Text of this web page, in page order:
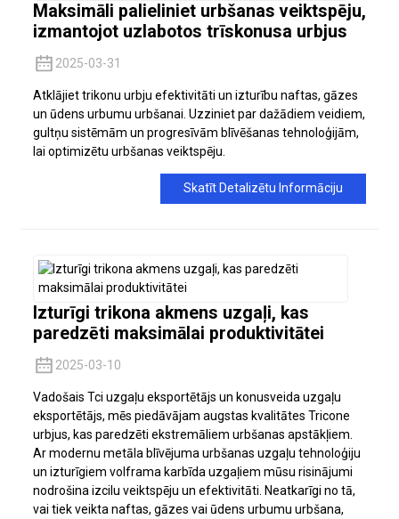
Maksimāli palieliniet urbšanas veiktspēju,
izmantojot uzlabotos trīskonusa urbjus
2025-03-31
Atklājiet trikonu urbju efektivitāti un izturību naftas, gāzes
un ūdens urbumu urbšanai. Uzziniet par dažādiem veidiem,
gultņu sistēmām un progresīvām blīvēšanas tehnoloģijām,
lai optimizētu urbšanas veiktspēju.
Skatīt Detalizētu Informāciju
Izturīgi trikona akmens uzgaļi, kas
paredzēti maksimālai produktivitātei
2025-03-10
Vadošais Tci uzgaļu eksportētājs un konusveida uzgaļu
eksportētājs, mēs piedāvājam augstas kvalitātes Tricone
urbjus, kas paredzēti ekstremāliem urbšanas apstākļiem.
Ar modernu metāla blīvējuma urbšanas uzgaļu tehnoloģiju
un izturīgiem volframa karbīda uzgaļiem mūsu risinājumi
nodrošina izcilu veiktspēju un efektivitāti. Neatkarīgi no tā,
vai tiek veikta naftas, gāzes vai ūdens urbumu urbšana,